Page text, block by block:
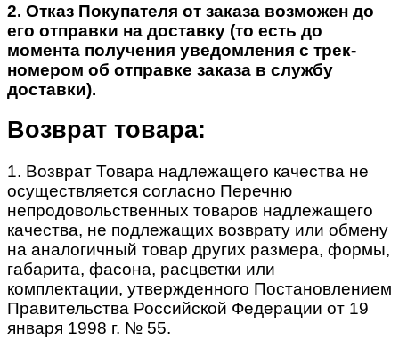
2. Отказ Покупателя от заказа возможен до
его отправки на доставку (то есть до
момента получения уведомления с трек-
номером об отправке заказа в службу
доставки).
Возврат товара:
1. Возврат Товара надлежащего качества не
осуществляется согласно Перечню
непродовольственных товаров надлежащего
качества, не подлежащих возврату или обмену
на аналогичный товар других размера, формы,
габарита, фасона, расцветки или
комплектации, утвержденного Постановлением
Правительства Российской Федерации от 19
января 1998 г. № 55.